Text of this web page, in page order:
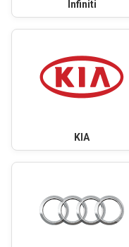
Infiniti
KIA